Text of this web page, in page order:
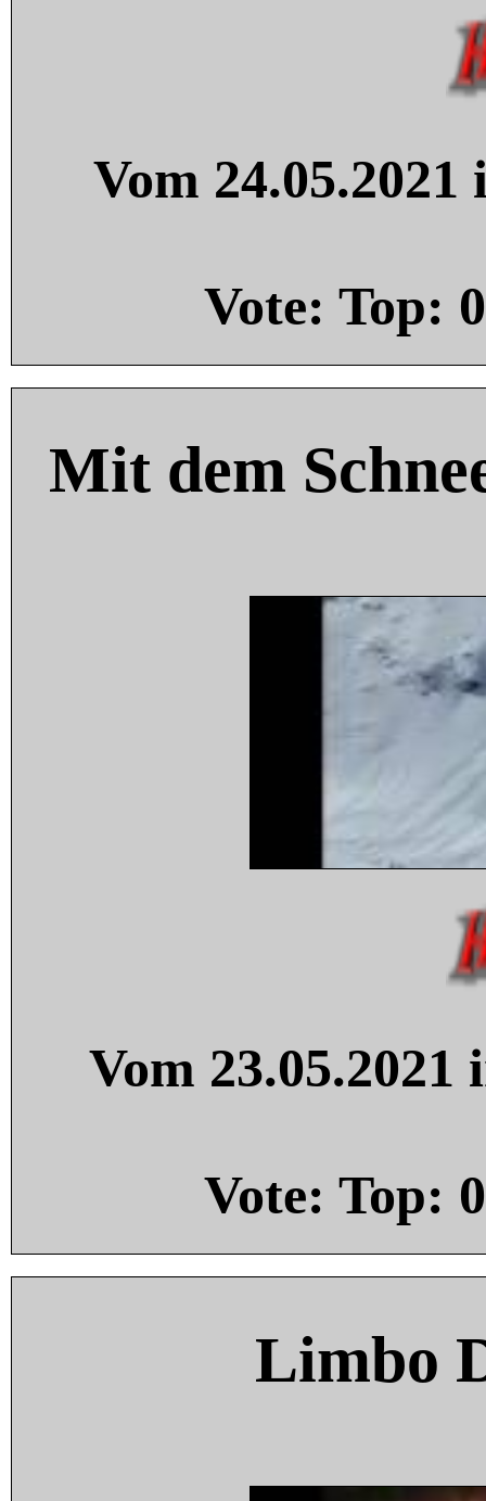
Vom
Vote: Top: 0
Mit dem
Vom
Vote: Top: 0
Limbo